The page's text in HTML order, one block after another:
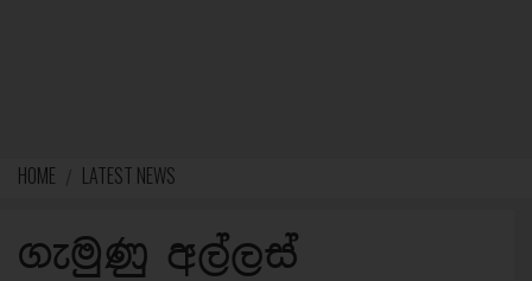
HOME LATEST NEWS
ගැමුණු අල්ලස්